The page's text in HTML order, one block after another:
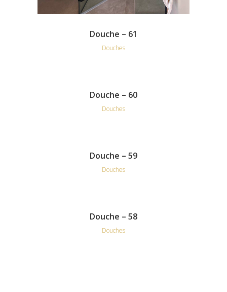
Douche – 61
Douches
Douche – 60
Douches
Douche – 59
Douches
Douche – 58
Douches